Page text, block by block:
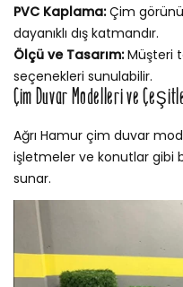
PVC Kaplama:Çim
dayanıklı dış katmandır.
Ölçü ve Tasarım:Müşteri
seçenekleri sunulabilir.
Çim Duvar Modelleri ve
Ağrı Hamur çim duvar
işletmeler ve konutlar gibi
sunar.